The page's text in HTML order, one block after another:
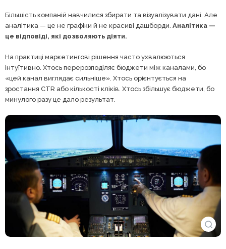
Більшість компаній навчилися збирати та візуалізувати дані. Але
аналітика — це не графіки й не красиві дашборди. Аналітика —
це відповіді, які дозволяють діяти.
На практиці маркетингові рішення часто ухвалюються
інтуїтивно. Хтось перерозподіляє бюджети між каналами, бо
«цей канал виглядає сильніше». Хтось орієнтується на
зростання CTR або кількості кліків. Хтось збільшує бюджети, бо
минулого разу це дало результат.